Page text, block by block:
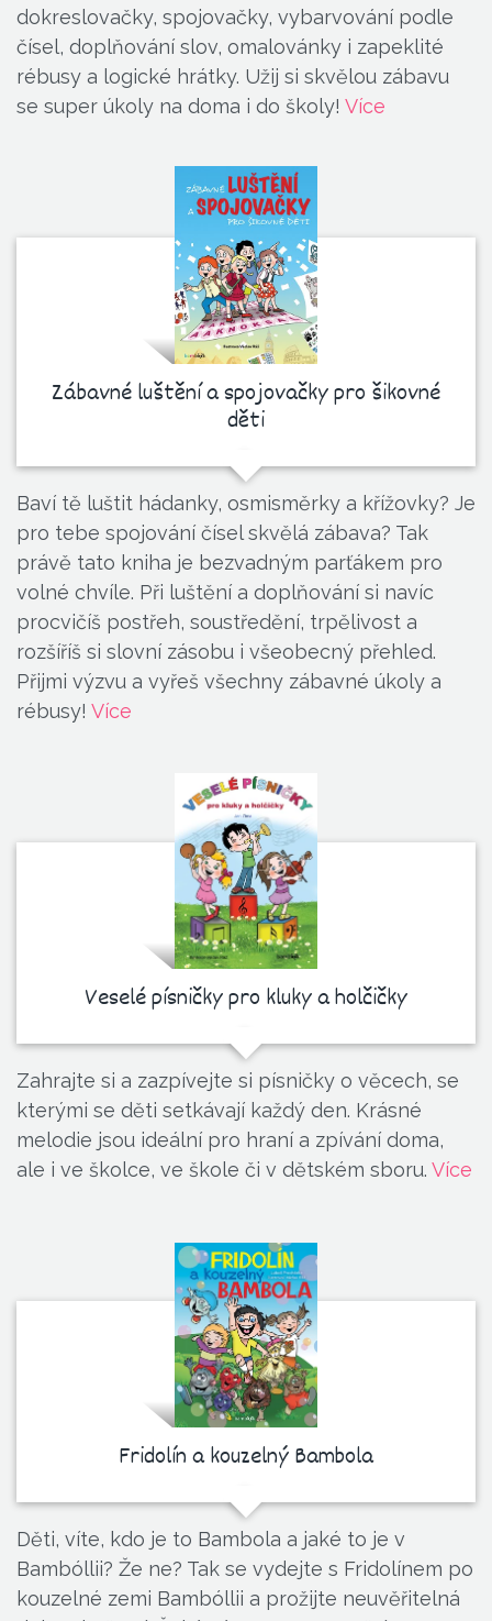
dokreslovačky, spojovačky, vybarvování podle
čísel, doplňování slov, omalovánky i zapeklité
rébusy a logické hrátky. Užij si skvělou zábavu
se super úkoly na doma i do školy! Více
Zábavné luštění a spojovačky pro šikovné
děti
Baví tě luštit hádanky, osmisměrky a křížovky? Je
pro tebe spojování čísel skvělá zábava? Tak
právě tato kniha je bezvadným parťákem pro
volné chvíle. Při luštění a doplňování si navíc
procvičíš postřeh, soustředění, trpělivost a
rozšíříš si slovní zásobu i všeobecný přehled.
Přijmi výzvu a vyřeš všechny zábavné úkoly a
rébusy! Více
Veselé písničky pro kluky a holčičky
Zahrajte si a zazpívejte si písničky o věcech, se
kterými se děti setkávají každý den. Krásné
melodie jsou ideální pro hraní a zpívání doma,
ale i ve školce, ve škole či v dětském sboru. Více
Fridolín a kouzelný Bambola
Děti, víte, kdo je to Bambola a jaké to je v
Bambóllii? Že ne? Tak se vydejte s Fridolínem po
kouzelné zemi Bambóllii a prožijte neuvěřitelná